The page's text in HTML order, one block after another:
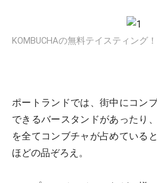
KOMBUCHAの無料テイスティング！
ポートランドでは、街中にコン
できるバースタンドがあったり
を全てコンブチャが占めている
ほどの品ぞろえ。